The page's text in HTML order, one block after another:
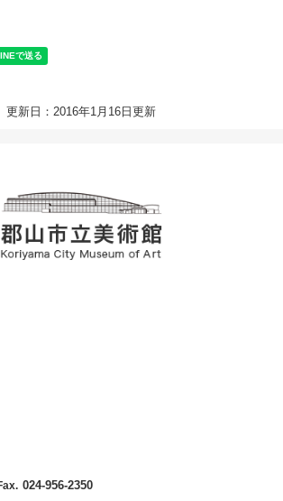
更新日：2016年1月16日更新
024-956-2350